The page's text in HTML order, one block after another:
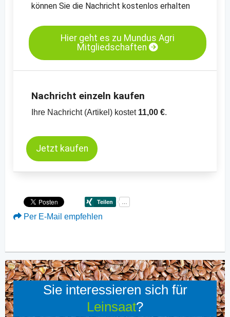
können Sie die Nachricht kostenlos erhalten
Hier geht es zu Mundus Agri
Mitgliedschaften
Nachricht einzeln kaufen
Ihre Nachricht (Artikel) kostet 11,00 €.
Jetzt kaufen
Per E-Mail empfehlen
Sie interessieren sich für
Leinsaat?